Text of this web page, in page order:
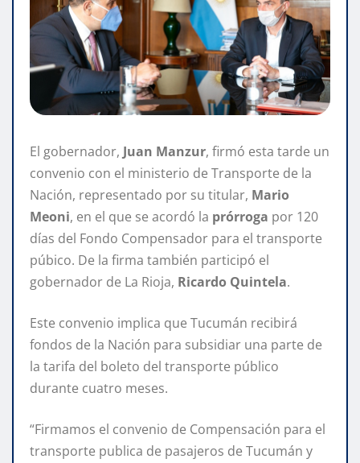
El gobernador, Juan Manzur, firmó esta tarde un
convenio con el ministerio de Transporte de la
Nación, representado por su titular, Mario
Meoni, en el que se acordó la prórroga por 120
días del Fondo Compensador para el transporte
púbico. De la firma también participó el
gobernador de La Rioja, Ricardo Quintela.
Este convenio implica que Tucumán recibirá
fondos de la Nación para subsidiar una parte de
la tarifa del boleto del transporte público
durante cuatro meses.
“Firmamos el convenio de Compensación para el
transporte publica de pasajeros de Tucumán y